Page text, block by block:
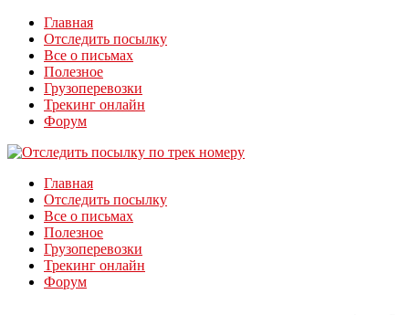
Главная
Отследить посылку
Все о письмах
Полезное
Грузоперевозки
Трекинг онлайн
Форум
Главная
Отследить посылку
Все о письмах
Полезное
Грузоперевозки
Трекинг онлайн
Форум